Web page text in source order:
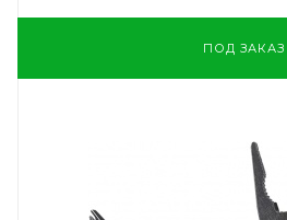
ПОД ЗАКАЗ